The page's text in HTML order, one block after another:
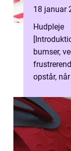
18 januar
Hudpleje
bumser,
opstår,